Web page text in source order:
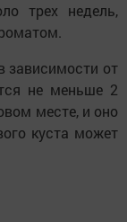
трех недель,
зависимости от
не меньше 2
месте, и оно
куста может